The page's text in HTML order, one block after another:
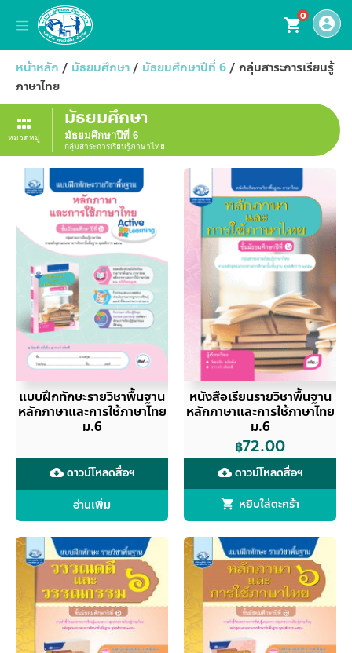
account_circle
shopping_cart0
หน้าหลัก / มัธยมศึกษา/ มัธยมศึกษาปีที่ 6/ กลุ่มสาระการเรียนรู้
ภาษาไทย
หมวดหมู่
มัธยมศึกษา
มัธยมศึกษาปีที่ 6
กลุ่มสาระการเรียนรู้ภาษาไทย
แบบฝึกทักษะรายวิชาพื้นฐาน
หลักภาษาและการใช้ภาษาไทย
ม.6
cloud_downloadดาวน์โหลดสื่อฯ
อ่านเพิ่ม
หนังสือเรียนรายวิชาพื้นฐาน
หลักภาษาและการใช้ภาษาไทย
ม.6
฿72.00
cloud_downloadดาวน์โหลดสื่อฯ
หยิบใส่ตะกร้า